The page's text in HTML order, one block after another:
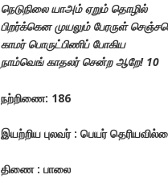
நெடுநிலை யாஅம் ஏறும் தொழில்
பிறர்க்கென முயலும் பேரருள்
காமர் பொருட்பிணிப் போகிய
நாம்வெங் காதலர் சென்ற ஆறே! 10
நற்றிணை: 186
இயற்றிய புலவர் : பெயர்
திணை : பாலை